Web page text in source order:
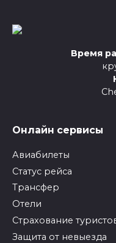
Время
Онлайн сервисы
Авиабилеты
Статус рейса
Трансфер
Отели
Страхование
Защита от невыезда